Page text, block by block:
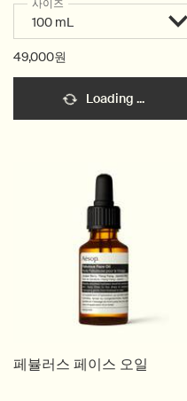
사이즈
49,000원
Loading ...
페뷸러스 페이스 오일